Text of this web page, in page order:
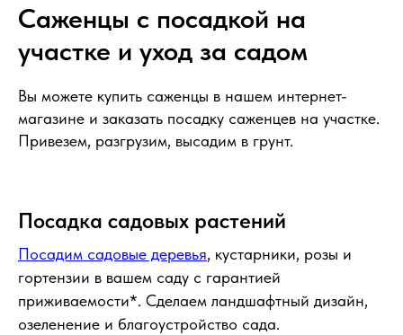
Саженцы с посадкой на
участке и уход за садом
Вы можете купить саженцы в нашем интернет-
магазине и заказать посадку саженцев на участке.
Привезем, разгрузим, высадим в грунт.
Посадка садовых растений
Посадим садовые деревья, кустарники, розы и
гортензии в вашем саду с гарантией
приживаемости*. Сделаем ландшафтный дизайн,
озеленение и благоустройство сада.